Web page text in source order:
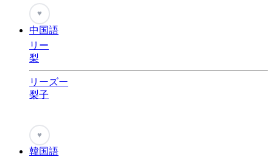
♥
中国語
リー
梨
リーズー
梨子
♥
韓国語